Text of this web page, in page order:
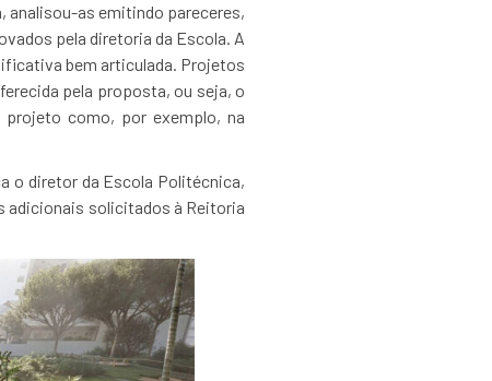
analisou-as emitindo pareceres,
pela diretoria da Escola. A
bem articulada. Projetos
pela proposta, ou seja, o
como, por exemplo, na
o diretor da Escola Politécnica,
adicionais solicitados à Reitoria